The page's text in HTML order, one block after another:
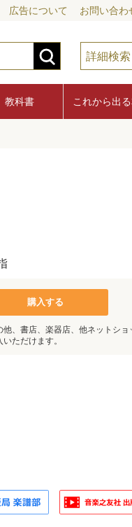
広告について お問い合わ
詳細検索
教科書 これから出
購入する
他、書店、楽器店、他ネットショ
ただけます。